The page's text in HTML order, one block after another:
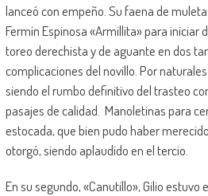
lanceó con empeño. Su faena de
Fermín Espinosa «Armillita» para iniciar
toreo derechista y de aguante en dos
complicaciones del novillo. Por
siendo el rumbo definitivo del trasteo
pasajes de calidad. Manoletinas para
estocada, que bien pudo haber
otorgó, siendo aplaudido en el tercio.
En su segundo, «Canutillo», Gilio estuvo